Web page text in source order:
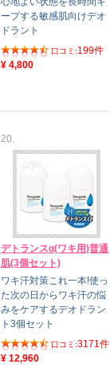
ープする敏感肌向けデオ
ドラント
口コミ:199件
¥ 4,800
20.
デトランスα(ワキ用)普通
肌(3個セット)
ワキ汗対策これ一本!使っ
た次の日からワキ汗の悩
みをケアするデオドラン
ト3個セット
口コミ:3171件
¥ 12,960